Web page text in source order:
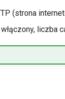
(strona
liczba